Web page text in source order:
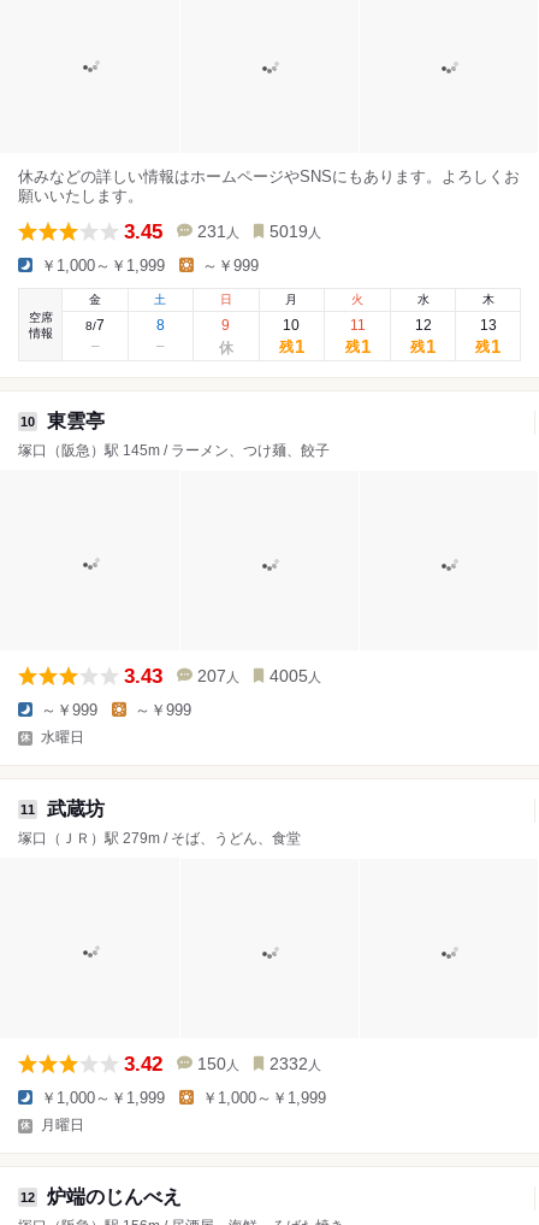
休みなどの詳しい情報はホームページやSNSにもあります。よろしくお
願いいたします。
3.45 231 人 5019 人
￥1,000～￥1,999 ～￥999
空席
情報
金
8/7
土
8
日
9
月
10
残1
火
11
残1
水
12
残1
木
13
残1
10 東雲亭
塚口（阪急）駅 145m / ラーメン、つけ麺、餃子
3.43 207 人 4005 人
～￥999 ～￥999
水曜日
11 武蔵坊
塚口（ＪＲ）駅 279m / そば、うどん、食堂
3.42 150 人 2332 人
￥1,000～￥1,999 ￥1,000～￥1,999
月曜日
12 炉端のじんべえ